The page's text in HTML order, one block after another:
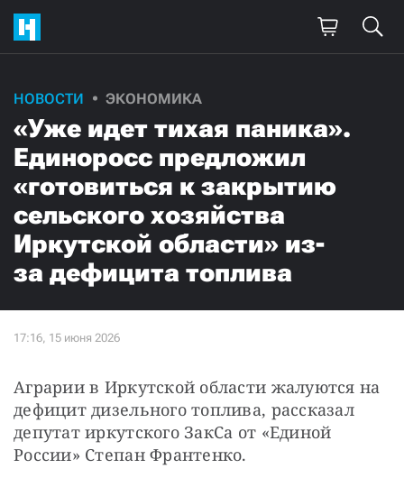
НОВОСТИ ЭКОНОМИКА
«Уже идет тихая паника».
Единоросс предложил
«готовиться к закрытию
сельского хозяйства
Иркутской области» из-
за дефицита топлива
Аграрии в Иркутской области жалуются на
дефицит дизельного топлива, рассказал
депутат иркутского ЗакСа от «Единой
России» Степан Франтенко.